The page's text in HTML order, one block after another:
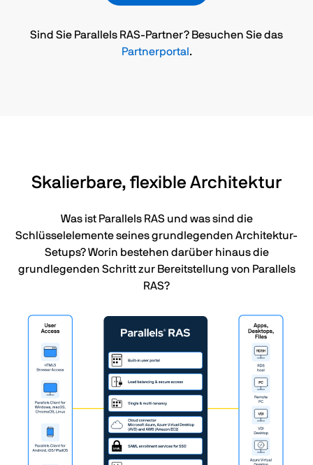
Sind Sie Parallels RAS-Partner? Besuchen Sie das
Partnerportal .
Skalierbare, flexible Architektur
Was ist Parallels RAS und was sind die
Schlüsselelemente seines grundlegenden Architektur-
Setups? Worin bestehen darüber hinaus die
grundlegenden Schritt zur Bereitstellung von Parallels
RAS?